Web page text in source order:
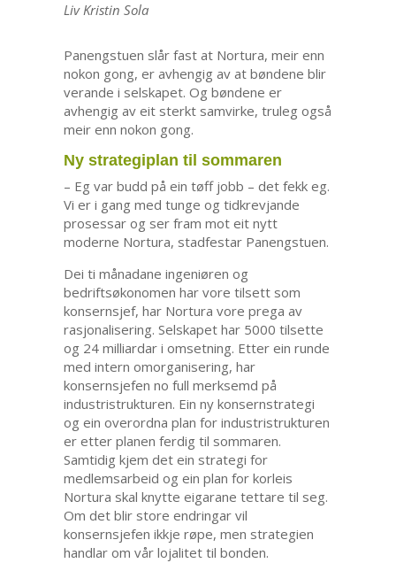
Liv Kristin Sola
Panengstuen slår fast at Nortura, meir enn
nokon gong, er avhengig av at bøndene blir
verande i selskapet. Og bøndene er
avhengig av eit sterkt samvirke, truleg også
meir enn nokon gong.
Ny strategiplan til sommaren
– Eg var budd på ein tøff jobb – det fekk eg.
Vi er i gang med tunge og tidkrevjande
prosessar og ser fram mot eit nytt
moderne Nortura, stadfestar Panengstuen.
Dei ti månadane ingeniøren og
bedriftsøkonomen har vore tilsett som
konsernsjef, har Nortura vore prega av
rasjonalisering. Selskapet har 5000 tilsette
og 24 milliardar i omsetning. Etter ein runde
med intern omorganisering, har
konsernsjefen no full merksemd på
industristrukturen. Ein ny konsernstrategi
og ein overordna plan for industristrukturen
er etter planen ferdig til sommaren.
Samtidig kjem det ein strategi for
medlemsarbeid og ein plan for korleis
Nortura skal knytte eigarane tettare til seg.
Om det blir store endringar vil
konsernsjefen ikkje røpe, men strategien
handlar om vår lojalitet til bonden.